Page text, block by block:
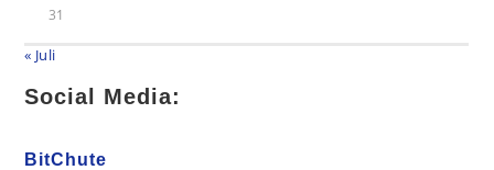
31
« Juli
Social Media:
BitChute